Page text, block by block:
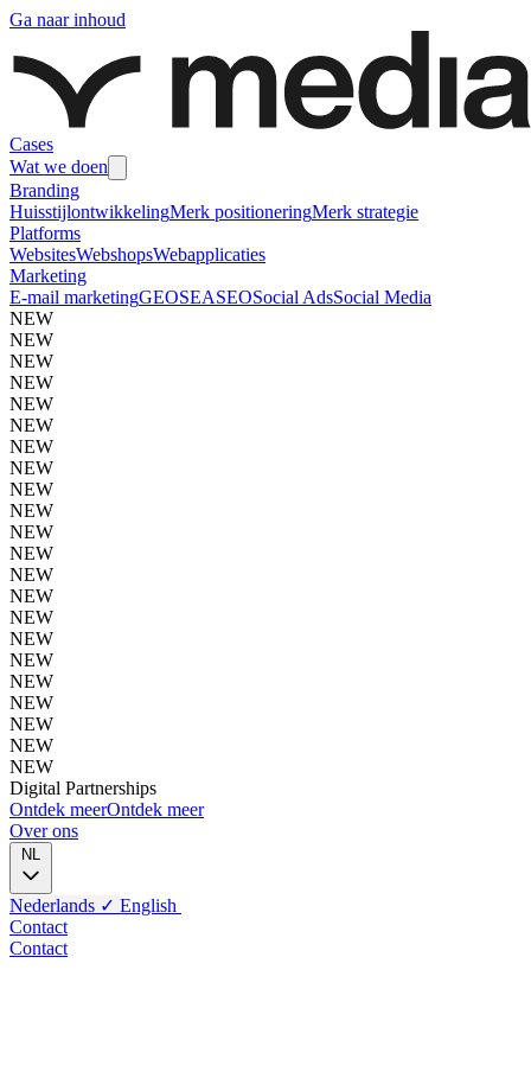
Ga naar inhoud
Cases
Wat we doen
Branding
HuisstijlontwikkelingMerk positioneringMerk strategie
Platforms
WebsitesWebshopsWebapplicaties
Marketing
E-mail marketingGEOSEASEOSocial AdsSocial Media
NEW
NEW
NEW
NEW
NEW
NEW
NEW
NEW
NEW
NEW
NEW
NEW
NEW
NEW
NEW
NEW
NEW
NEW
NEW
NEW
NEW
NEW
Digital Partnerships
Ontdek meerOntdek meer
Over ons
NL
Nederlands ✓ English
Contact
Contact